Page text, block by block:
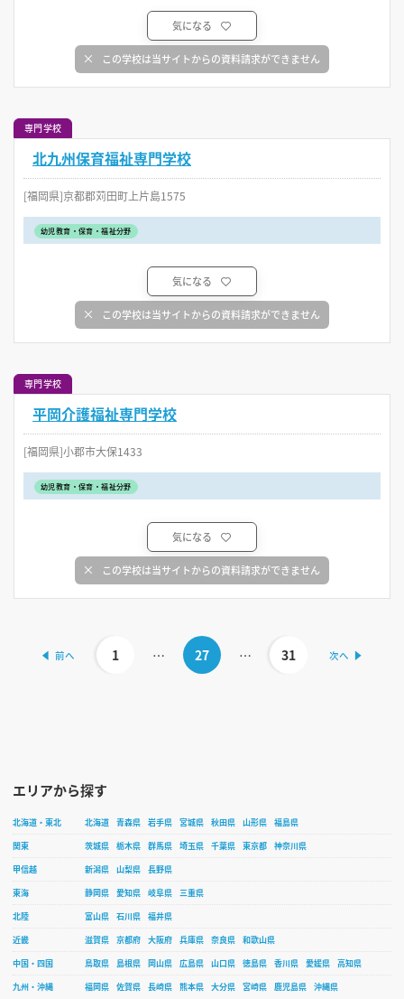
気になる
この学校は当サイトからの資料請求ができません
専門学校
北九州保育福祉専門学校
[福岡県]京都郡苅田町上片島1575
幼児教育・保育・福祉分野
気になる
この学校は当サイトからの資料請求ができません
専門学校
平岡介護福祉専門学校
[福岡県]小郡市大保1433
幼児教育・保育・福祉分野
気になる
この学校は当サイトからの資料請求ができません
1 … 27 … 31
エリアから探す
北海道・東北 北海道 青森県 岩手県 宮城県 秋田県 山形県
福島県
関東
茨城県 栃木県 群馬県 埼玉県 千葉県 東京都
神奈川県
甲信越
新潟県 山梨県
長野県
東海
静岡県 愛知県 岐阜県
三重県
北陸
富山県 石川県
福井県
近畿
滋賀県 京都府 大阪府 兵庫県 奈良県
和歌山県
中国・四国
鳥取県 島根県 岡山県 広島県 山口県 徳島県 香川県 愛媛県
高知県
九州・沖縄
福岡県 佐賀県 長崎県 熊本県 大分県 宮崎県 鹿児島県 沖縄県